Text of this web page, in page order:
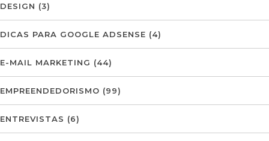
DESIGN (3)
DICAS PARA GOOGLE ADSENSE (4)
E-MAIL MARKETING (44)
EMPREENDEDORISMO (99)
ENTREVISTAS (6)